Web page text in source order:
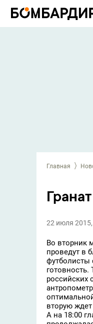
Главная
22 июля
Во вторник
проведут в
футболисты
российских
вторую
А на 18:00